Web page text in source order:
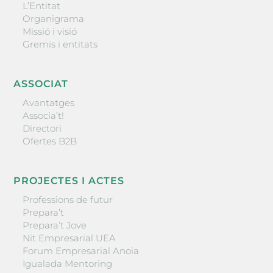
L’Entitat
Organigrama
Missió i visió
Gremis i entitats
ASSOCIAT
Avantatges
Associa’t!
Directori
Ofertes B2B
PROJECTES I ACTES
Professions de futur
Prepara’t
Prepara’t Jove
Nit Empresarial UEA
Forum Empresarial Anoia
Igualada Mentoring